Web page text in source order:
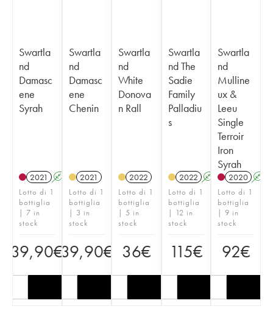
Swartla
nd
Damasc
ene
Syrah
2021 A
Lotto di 1
bottiglia
| 7 in
stock
39,90€
Swartla
nd
Damasc
ene
Chenin
2021
Lotto di 1
bottiglia
| 3 in
stock
39,90€
Swartla
nd
White
Donova
n Rall
2022
Lotto di 1
bottiglia
| 5 in
stock
36€
Swartla
nd The
Sadie
Family
Palladiu
s
2022 A
Lotto di 1
bottiglia
| 12 in
stock
115€
Swartla
nd
Mulline
ux &
Leeu
Single
Terroir
Iron
Syrah
2020 A
Lotto di 1
bottiglia
| 9 in
stock
92€